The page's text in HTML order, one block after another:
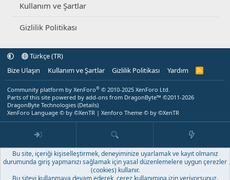
Kullanım ve Şartlar
Gizlilik Politikası
Türkçe (TR)
Bize Ulaşın
Kullanım ve Şartlar Gizlilik Politikası Yardım
R
Community platform by XenForo® © 2010-2025 XenForo Ltd.
Parts of this site powered by add-ons from DragonByte™ ©2011-2026
DragonByte Technologies (Details)
XenForo Language © by ©XenTR | Xenforo Theme © by ©XenTR
Bu site, içeriği kişiselleştirmek, deneyiminize uyarlamak ve kayıt olmanız
durumunda giriş yapmanızı sağlamak için yasal düzenlemelere uygun çerezler
(cookies) kullanır.
Bu siteyi kullanmaya devam ederek, çerez kullanımına izin veriyorsunuz.